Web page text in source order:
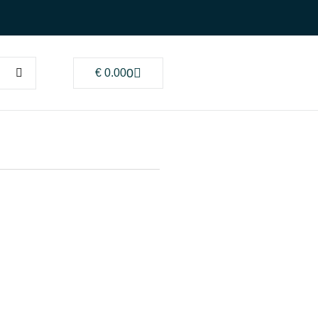
€0.000